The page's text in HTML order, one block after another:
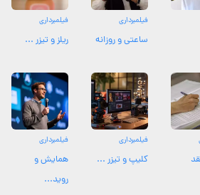
فیلمبرداری
ساعتی و روزانه
فیلمبرداری
ریلز و تیزر ...
فیلمبرداری
کلیپ و تیزر ...
فیلمبرداری
همایش و
روید...